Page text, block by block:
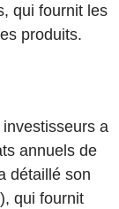
qui fournit les
produits.
a
annuels de
détaillé son
qui fournit